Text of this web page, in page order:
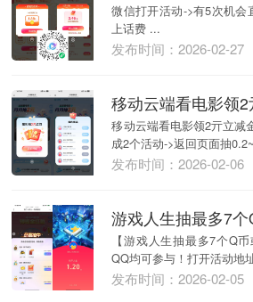
微信打开活动->有5次机会
上话费 ...
发布时间：2026-02-27
移动云端看电影领
移动云端看电影领2亓立减
成2个活动->返回页面抽
发布时间：2026-02-06
游戏人生抽最多7
【游戏人生抽最多7个Q
QQ均可参与！打开活动地
发布时间：2026-02-05